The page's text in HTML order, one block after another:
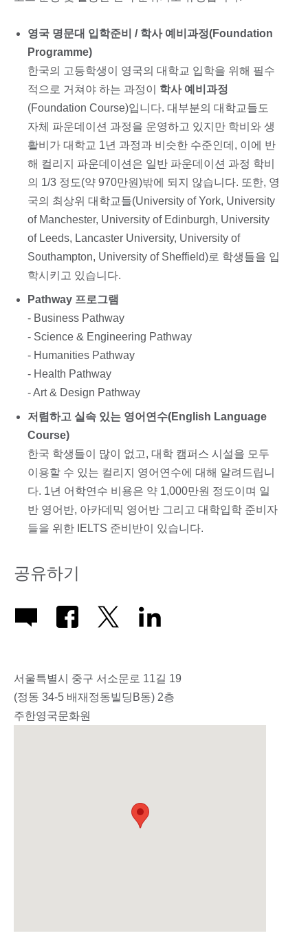
영국 명문대 입학준비 / 학사 예비과정(Foundation
Programme)
한국의 고등학생이 영국의 대학교 입학을 위해 필수
적으로 거쳐야 하는 과정이 학사 예비과정
(Foundation Course)입니다. 대부분의 대학교들도
자체 파운데이션 과정을 운영하고 있지만 학비와 생
활비가 대학교 1년 과정과 비슷한 수준인데, 이에 반
해 컬리지 파운데이션은 일반 파운데이션 과정 학비
의 1/3 정도(약 970만원)밖에 되지 않습니다. 또한, 영
국의 최상위 대학교들(University of York, University
of Manchester, University of Edinburgh, University
of Leeds, Lancaster University, University of
Southampton, University of Sheffield)로 학생들을 입
학시키고 있습니다.
Pathway 프로그램
- Business Pathway
- Science & Engineering Pathway
- Humanities Pathway
- Health Pathway
- Art & Design Pathway
저렴하고 실속 있는 영어연수(English Language
Course)
한국 학생들이 많이 없고, 대학 캠퍼스 시설을 모두
이용할 수 있는 컬리지 영어연수에 대해 알려드립니
다. 1년 어학연수 비용은 약 1,000만원 정도이며 일
반 영어반, 아카데믹 영어반 그리고 대학입학 준비자
들을 위한 IELTS 준비반이 있습니다.
공유하기
서울특별시 중구 서소문로 11길 19
(정동 34-5 배재정동빌딩B동) 2층
주한영국문화원